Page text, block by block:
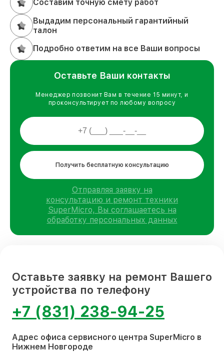
Составим точную смету работ
Выдадим персональный гарантийный
талон
Подробно ответим на все Ваши вопросы
Оставьте Ваши контакты
Менеджер позвонит Вам в течение 15 минут, и
проконсультирует по любому вопросу
Получить бесплатную консультацию
Отправляя заявку на
консультацию и ремонт техники
SuperMicro, Вы соглашаетесь на
обработку персональных данных
Оставьте заявку на ремонт Вашего
устройства по телефону
+7 (831) 238-94-25
Адрес офиса сервисного центра SuperMicro в
Нижнем Новгороде